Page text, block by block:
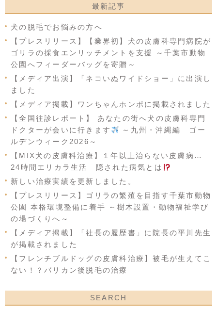
最新記事
犬の脱毛でお悩みの方へ
【プレスリリース】【業界初】犬の皮膚科専門病院が
ゴリラの採食エンリッチメントを支援 ～千葉市動物
公園へフィーダーバッグを寄贈～
【メディア出演】「ネコいぬワイドショー」に出演し
ました
【メディア掲載】ワンちゃんホンポに掲載されました
【全国往診レポート】 あなたの街へ犬の皮膚科専門
ドクターが会いに行きます
～九州・沖縄編 ゴー
ルデンウィーク2026～
【MIX犬の皮膚科治療】１年以上治らない皮膚病…
24時間エリカラ生活 隠された病気とは
新しい治療実績を更新しました。
【プレスリリース】ゴリラの繁殖を目指す千葉市動物
公園 本格環境整備に着手 ～樹木設置・動物福祉学び
の場づくりへ～
【メディア掲載】「社長の履歴書」に院長の平川先生
が掲載されました
【フレンチブルドッグの皮膚科治療】被毛が生えてこ
ない！？バリカン後脱毛の治療
SEARCH